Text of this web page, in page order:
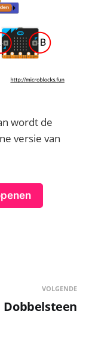
wordt de
versie van
VOLGENDE
Dobbelsteen